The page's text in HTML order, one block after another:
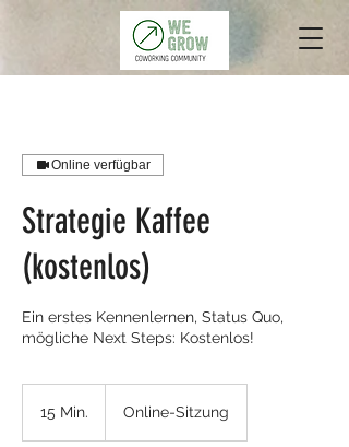
Online verfügbar
Strategie Kaffee
(kostenlos)
Ein erstes Kennenlernen, Status Quo,
mögliche Next Steps: Kostenlos!
15 Min. Online-Sitzung